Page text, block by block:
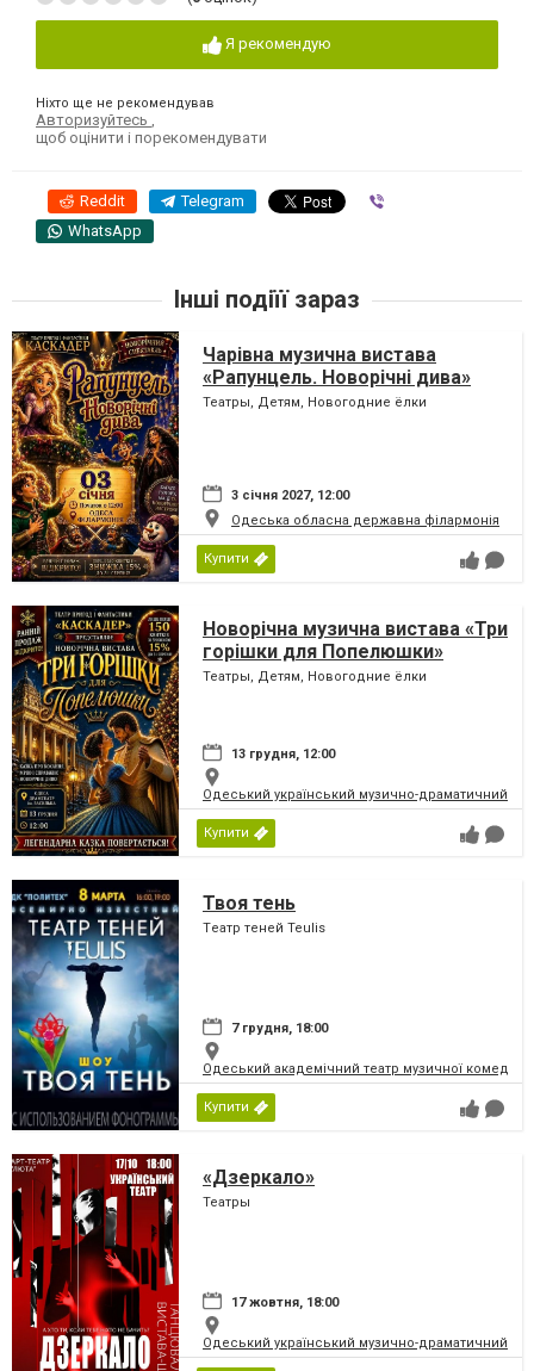
Я рекомендую
Ніхто ще не рекомендував
Авторизуйтесь
щоб оцінити і порекомендувати
Reddit Telegram
WhatsApp
Інші подіїї зараз
Чарівна музична вистава
«Рапунцель. Новорічні дива»
Театры, Детям, Новогодние ёлки
3 січня 2027, 12:00
Одеська обласна державна філармонія
Купити
Новорічна музична вистава «Три
горішки для Попелюшки»
Театры, Детям, Новогодние ёлки
13 грудня, 12:00
Одеський український музично-драматичний
Купити
Твоя тень
Tеатр теней Teulis
7 грудня, 18:00
Одеський академічний театр музичної комедії
Купити
«Дзеркало»
Театры
17 жовтня, 18:00
Одеський український музично-драматичний